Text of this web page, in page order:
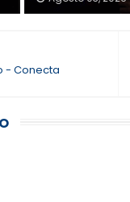
- Conecta